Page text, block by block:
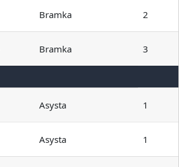
Bramka 2
Bramka 3
Asysta 1
Asysta 1